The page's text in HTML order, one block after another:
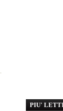
PIU'